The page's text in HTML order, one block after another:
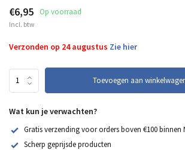
€6,95 Op voorraad
Incl. btw
Verzonden op 24 augustus Zie hier
Toevoegen aan
Wat kun je verwachten?
Gratis verzending voor orders boven €100 binnen
Scherp geprijsde producten